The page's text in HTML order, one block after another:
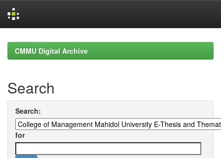
navigationCMMU Digital Archive
Search
Search:
for